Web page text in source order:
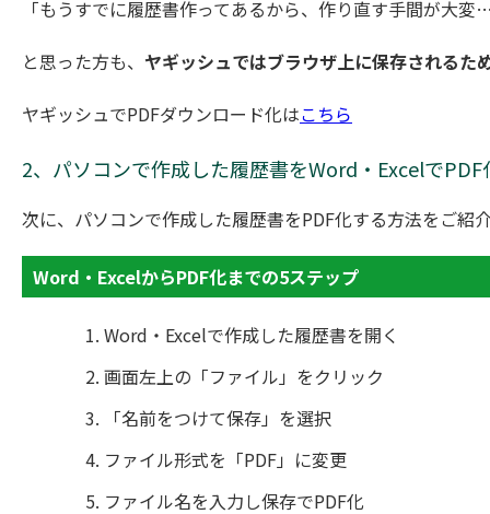
「もうすでに履歴書作ってあるから、作り直す手間が大変
と思った方も、 ヤギッシュではブラウザ上に保存されるた
ヤギッシュでPDFダウンロード化はこちら
2、パソコンで作成した履歴書をWord・ExcelでPDF
次に、パソコンで作成した履歴書をPDF化する方法をご紹
Word・ExcelからPDF化までの5ステップ
Word・Excelで作成した履歴書を開く
画面左上の「ファイル」をクリック
「名前をつけて保存」を選択
ファイル形式を「PDF」に変更
ファイル名を入力し保存でPDF化